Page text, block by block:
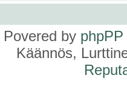
Povered by phpPP
Käännös,